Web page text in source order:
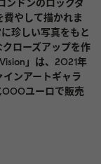
ンドンのロックダ
費やして描かれま
珍しい写真をもと
ローズアップを作
」は、2021年
ンアートギャラ
ユーロで販売